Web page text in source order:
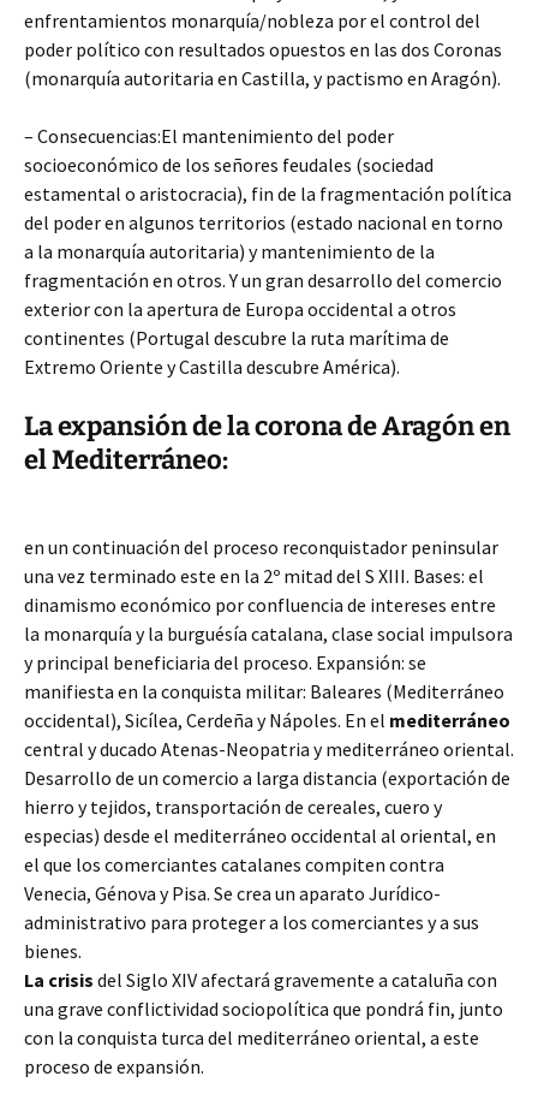
enfrentamientos monarquía/nobleza por el control del
poder político con resultados opuestos en las dos Coronas
(monarquía autoritaria en Castilla, y pactismo en Aragón).
– Consecuencias:El mantenimiento del poder
socioeconómico de los señores feudales (sociedad
estamental o aristocracia), fin de la fragmentación política
del poder en algunos territorios (estado nacional en torno
a la monarquía autoritaria) y mantenimiento de la
fragmentación en otros. Y un gran desarrollo del comercio
exterior con la apertura de Europa occidental a otros
continentes (Portugal descubre la ruta marítima de
Extremo Oriente y Castilla descubre América).
La expansión de la corona de Aragón en
el Mediterráneo:
en un continuación del proceso reconquistador peninsular
una vez terminado este en la 2º mitad del S XIII. Bases: el
dinamismo económico por confluencia de intereses entre
la monarquía y la burguésía catalana, clase social impulsora
y principal beneficiaria del proceso. Expansión: se
manifiesta en la conquista militar: Baleares (Mediterráneo
occidental), Sicílea, Cerdeña y Nápoles. En el mediterráneo
central y ducado Atenas-Neopatria y mediterráneo oriental.
Desarrollo de un comercio a larga distancia (exportación de
hierro y tejidos, transportación de cereales, cuero y
especias) desde el mediterráneo occidental al oriental, en
el que los comerciantes catalanes compiten contra
Venecia, Génova y Pisa. Se crea un aparato Jurídico-
administrativo para proteger a los comerciantes y a sus
bienes.
La crisis del Siglo XIV afectará gravemente a cataluña con
una grave conflictividad sociopolítica que pondrá fin, junto
con la conquista turca del mediterráneo oriental, a este
proceso de expansión.